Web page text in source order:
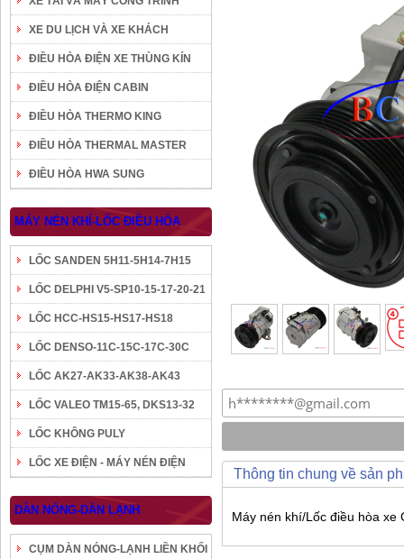
XE DU LỊCH VÀ XE KHÁCH
ĐIỀU HÒA ĐIỆN XE THÙNG KÍN
ĐIỀU HÒA ĐIỆN CABIN
ĐIỀU HÒA THERMO KING
ĐIỀU HÒA THERMAL MASTER
ĐIỀU HÒA HWA SUNG
MÁY NÉN KHÍ-LỐC ĐIỀU HÒA
LỐC SANDEN 5H11-5H14-7H15
LỐC DELPHI V5-SP10-15-17-20-21
LỐC HCC-HS15-HS17-HS18
LỐC DENSO-11C-15C-17C-30C
LỐC AK27-AK33-AK38-AK43
LỐC VALEO TM15-65, DKS13-32
LỐC KHÔNG PULY
LỐC XE ĐIỆN - MÁY NÉN ĐIỆN
DÀN NÓNG-DÀN LẠNH
CỤM DÀN NÓNG-LẠNH LIỀN KHỐI
Thông tin chung về sản
Máy nén khí/Lốc điều hòa xe